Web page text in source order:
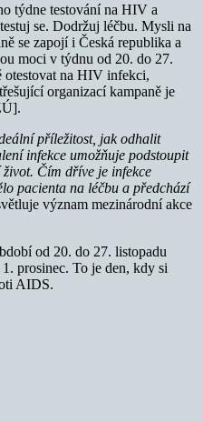
týdne testování na HIV a
se. Dodržuj léčbu. Mysli na
se zapojí i Česká republika a
moci v týdnu od 20. do 27.
otestovat na HIV infekci,
organizací kampaně je
příležitost, jak odhalit
infekce umožňuje podstoupit
Čím dříve je infekce
pacienta na léčbu a předchází
význam mezinárodní akce
od 20. do 27. listopadu
prosinec. To je den, kdy si
AIDS.